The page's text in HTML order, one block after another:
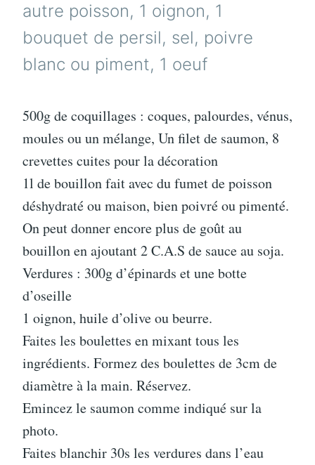
COQUILLAGES
autre poisson, 1 oignon, 1
bouquet de persil, sel, poivre
blanc ou piment, 1 oeuf
500g de coquillages : coques, palourdes, vénus,
moules ou un mélange, Un filet de saumon, 8
crevettes cuites pour la décoration
1l de bouillon fait avec du fumet de poisson
déshydraté ou maison, bien poivré ou pimenté.
On peut donner encore plus de goût au
bouillon en ajoutant 2 C.A.S de sauce au soja.
Verdures : 300g d’épinards et une botte
d’oseille
1 oignon, huile d’olive ou beurre.
Faites les boulettes en mixant tous les
ingrédients. Formez des boulettes de 3cm de
diamètre à la main. Réservez.
Emincez le saumon comme indiqué sur la
photo.
Faites blanchir 30s les verdures dans l’eau